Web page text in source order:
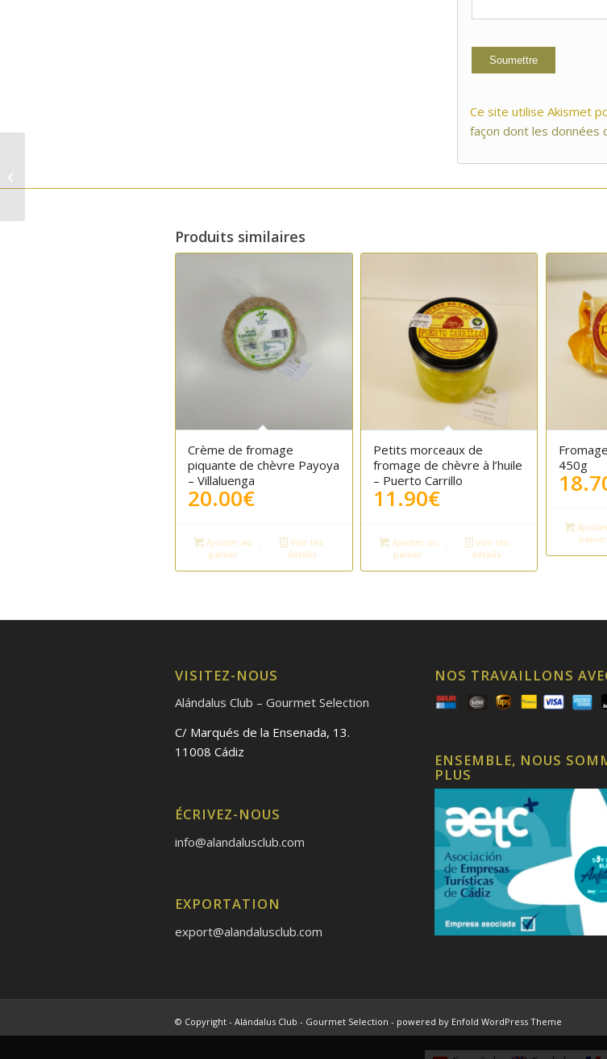
Ce site utilise Akismet
façon dont les
Produits similaires
Crème de fromage
piquante de chèvre Payoya
– Villaluenga
20.00€
Ajouter au
panier
Voir les
détails
Petits morceaux de
fromage de chèvre à l’huile
– Puerto Carrillo
11.90€
Ajouter au
panier
Voir les
détails
450g
panier
VISITEZ-NOUS
Alándalus Club – Gourmet Selection
C/ Marqués de la Ensenada, 13.
11008 Cádiz
ÉCRIVEZ-NOUS
info@alandalusclub.com
EXPORTATION
export@alandalusclub.com
NOS TRAVAILLONS
ENSEMBLE, NOUS
PLUS
© Copyright - Alándalus Club - Gourmet Selection - powered by Enfold WordPress Theme
Gazul Cádiz.